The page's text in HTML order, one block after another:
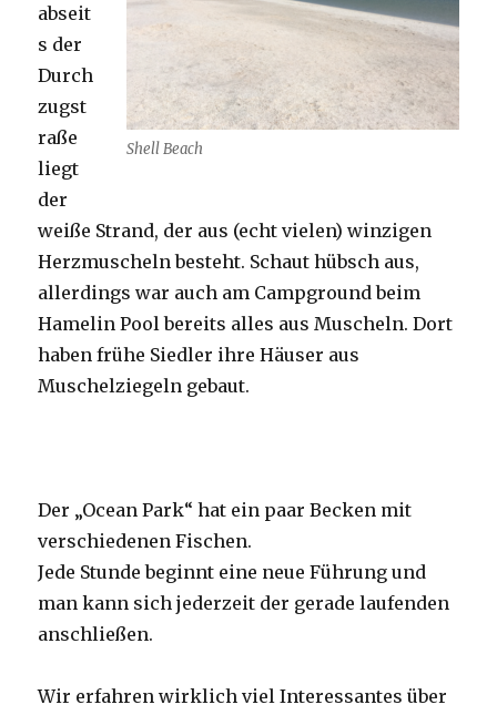
Shell Beach
abseit
s der
Durch
zugst
raße
liegt
der
weiße Strand, der aus (echt vielen) winzigen
Herzmuscheln besteht. Schaut hübsch aus,
allerdings war auch am Campground beim
Hamelin Pool bereits alles aus Muscheln. Dort
haben frühe Siedler ihre Häuser aus
Muschelziegeln gebaut.
Der „Ocean Park“ hat ein paar Becken mit
verschiedenen Fischen.
Jede Stunde beginnt eine neue Führung und
man kann sich jederzeit der gerade laufenden
anschließen.
Wir erfahren wirklich viel Interessantes über